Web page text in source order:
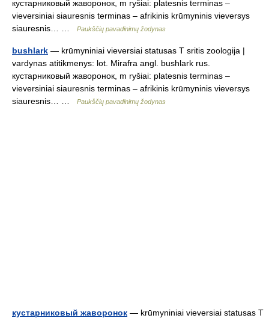
кустарниковый жаворонок, m ryšiai: platesnis terminas –
vieversiniai siauresnis terminas – afrikinis krūmyninis vieversys
siauresnis… …
Paukščių pavadinimų žodynas
bushlark — krūmyniniai vieversiai statusas T sritis zoologija |
vardynas atitikmenys: lot. Mirafra angl. bushlark rus.
кустарниковый жаворонок, m ryšiai: platesnis terminas –
vieversiniai siauresnis terminas – afrikinis krūmyninis vieversys
siauresnis… …
Paukščių pavadinimų žodynas
кустарниковый жаворонок — krūmyniniai vieversiai statusas T